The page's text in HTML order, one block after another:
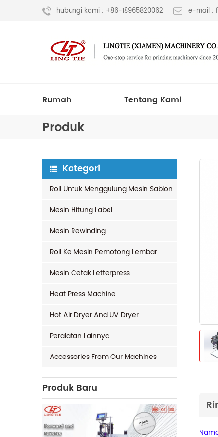
hubungi kami : +86-18965820062 e-mail :
Rumah Tentang Kami
Produk
Kategori
Roll Untuk Menggulung Mesin Sablon
Mesin Hitung Label
Mesin Rewinding
Roll Ke Mesin Pemotong Lembar
Mesin Cetak Letterpress
Heat Press Machine
Hot Air Dryer And UV Dryer
Peralatan Lainnya
Accessories From Our Machines
Produk Baru